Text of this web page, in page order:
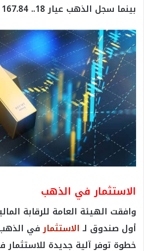
بينما سجل الذهب عيار 18.. 167.84 شيكل إسرائيلي
الاستثمار في الذهب
وافقت الهيئة العامة للرقابة
أول صندوق لـ الاستثمارفي
خطوة توفر آلية جديدة للاستثمار